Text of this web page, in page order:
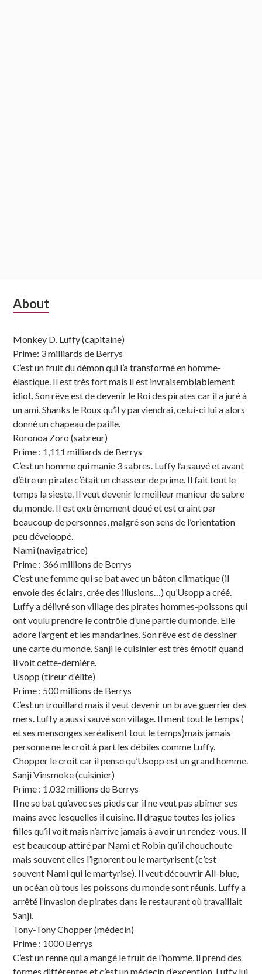
Subsidiary
About
Monkey D. Luffy (capitaine)
Prime: 3 milliards de Berrys
C’est un fruit du démon qui l’a transformé en homme-
élastique. Il est très fort mais il est invraisemblablement
idiot. Son rêve est de devenir le Roi des pirates car il a juré à
un ami, Shanks le Roux qu’il y parviendrai, celui-ci lui a alors
donné un chapeau de paille.
Roronoa Zoro (sabreur)
Prime : 1,111 milliards de Berrys
C’est un homme qui manie 3 sabres. Luffy l’a sauvé et avant
d’être un pirate c’était un chasseur de prime. Il fait tout le
temps la sieste. Il veut devenir le meilleur manieur de sabre
du monde. Il est extrêmement doué et est craint par
beaucoup de personnes, malgré son sens de l’orientation
peu développé.
Nami (navigatrice)
Prime : 366 millions de Berrys
C’est une femme qui se bat avec un bâton climatique (il
envoie des éclairs, crée des illusions…) qu’Usopp a créé.
Luffy a délivré son village des pirates hommes-poissons qui
ont voulu prendre le contrôle d’une partie du monde. Elle
adore l’argent et les mandarines. Son rêve est de dessiner
une carte du monde. Sanji le cuisinier est très émotif quand
il voit cette-dernière.
Usopp (tireur d’élite)
Prime : 500 millions de Berrys
C’est un trouillard mais il veut devenir un brave guerrier des
mers. Luffy a aussi sauvé son village. Il ment tout le temps (
et ses mensonges seréalisent tout le temps)mais jamais
personne ne le croit à part les débiles comme Luffy.
Chopper le croit car il pense qu’Usopp est un grand homme.
Sanji Vinsmoke (cuisinier)
Prime : 1,032 millions de Berrys
Il ne se bat qu’avec ses pieds car il ne veut pas abîmer ses
mains avec lesquelles il cuisine. Il drague toutes les jolies
filles qu’il voit mais n’arrive jamais à avoir un rendez-vous. Il
est beaucoup attiré par Nami et Robin qu’il chouchoute
mais souvent elles l’ignorent ou le martyrisent (c’est
souvent Nami qui le martyrise). Il veut découvrir All-blue,
un océan où tous les poissons du monde sont réunis. Luffy a
arrêté l’invasion de pirates dans le restaurant où travaillait
Sanji.
Tony-Tony Chopper (médecin)
Prime : 1000 Berrys
C’est un renne qui a mangé le fruit de l’homme, il prend des
formes différentes et c’est un médecin d’exception. Luffy lui